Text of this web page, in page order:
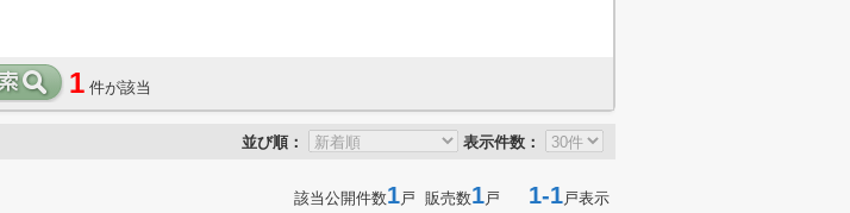
1 件が該当
並び順： 表示件数：
該当公開件数1戸 販売数1戸 1-1戸表示